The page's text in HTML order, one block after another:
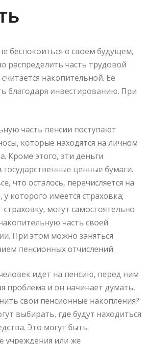
беспокоиться о своем будущем,
распределить часть трудовой
накопительной. Ее
благодаря инвестированию. При
часть пенсии поступают
которые находятся на личном
Кроме этого, эти деньги
ценные бумаги.
что осталось, перечисляется на
у которого имеется страховка;
страховку, могут самостоятельно
часть своей
При этом можно заняться
пенсионных отчислений.
идет на пенсию, перед ним
проблема и он начинает думать,
свои пенсионные накопления?
выбирать, где будут находиться
Это могут быть
учреждения или же